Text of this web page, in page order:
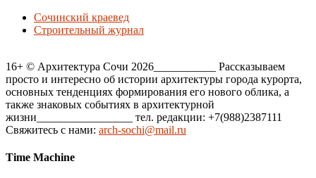
Сочинский краевед
Строительный журнал
16+ © Архитектура Сочи 2026___________ Рассказываем
просто и интересно об истории архитектуры города курорта,
основных тенденциях формирования его нового облика, а
также знаковых событиях в архитектурной
жизни_________________ тел. редакции: +7(988)2387111
Свяжитесь с нами: arch-sochi@mail.ru
Time Machine